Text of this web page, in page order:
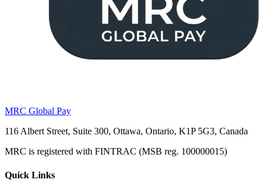
MRC Global Pay
116 Albert Street, Suite 300, Ottawa, Ontario, K1P 5G3, Canada
MRC is registered with FINTRAC (MSB reg. 100000015)
Quick Links